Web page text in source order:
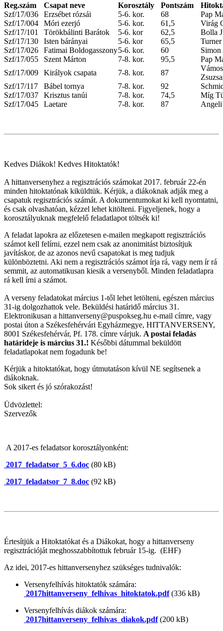
Reg.szám Csapat neve Korosztály Pontszám
Szf/17/036
Erzsébet rózsái 5-6. kor. 68
Pap
Szf/17/004
Móri ezerjó 5-6. kor. 61,5
Virág
Szf/17/101
Törökbálinti Barátok 5-6. kor 62,5
Bolla
Szf/17/130
Isten bárányai 5-6. kor 65,5
Szf/17/026
Fatimai Boldogasszony5-6. kor. 60
Simon
Szf/17/055
Szent Márton 7-8. kor. 95,5
Pap
Szf/17/009
Királyok csapata 7-8. kor. 87
Szf/17/117
Bábel tornya 7-8. kor. 92
Szf/17/037
Krisztus tanúi 7-8. kor. 74,5
Míg
Szf/17/045
Laetare 7-8. kor. 87 Angeli
Kedves Diákok! Kedves Hitoktatók!
A hittanversenyhez a regisztrációs számokat 2017. február 22-én
minden hitoktatónak kiküldtük. Kérjük, a diákoknak adják meg a
csapatuk regisztrációs számát. A dokumentumokat ki kell nyomtatni,
és csak olvashatóan, kézzel lehet kitölteni. Figyeljenek, hogy a
korosztályuknak megfelelő feladatlapot töltsék ki!
A feladat lapokra az előzetesen e-mailen megkapott regisztrációs
számot kell felírni, ezzel nem csak az anonimitást biztosítjuk
javításkor, de az azonos nevű csapatokat is meg tudjuk
különböztetni. Aki nem a regisztrációs számot írja rá, vagy nem ír rá
semmit, az automatikusan kiesik a versenyből. Minden feladatlapra
rá kell írni a számot.
A verseny feladatokat március 1-től lehet letölteni, egészen március
31-ig dolgozhattok vele. Beküldési határidő március 31.
Elektronikusan a hittanverseny@puspokseg.hu e-mail címre, vagy
postai úton a Székesfehérvári Egyházmegye, HITTANVERSENY,
8001 Székesfehérvár, Pf. 178. címre várjuk. A postai feladás
határideje is március 31.! Későbbi dátummal beküldött
feladatlapokat nem fogadunk be!
Kérjük a hitoktatókat, hogy útmutatáson kívül NE segítsenek a
diákoknak.
Sok sikert és jó szórakozást!
Üdvözlettel:
Szervezők
A 2017-es feladatsor korosztályonként:
2017_feladatsor_5_6.doc (80 kB)
2017_feladatsor_7_8.doc (92 kB)
Értesítjük a Hitoktatókat és a Diákokat, hogy a hittanverseny
regisztrációját meghosszabbítottuk február 15-ig. (EHF)
Az idei, 2017-es hittanversenyhez szükséges tudnivalók:
Versenyfelhívás hitoktatók számára:
2017hittanverseny_felhivas_hitoktatok.pdf(336 kB)
Versenyfelhívás diákok számára:
2017hittanverseny_felhivas_diakok.pdf(200 kB)